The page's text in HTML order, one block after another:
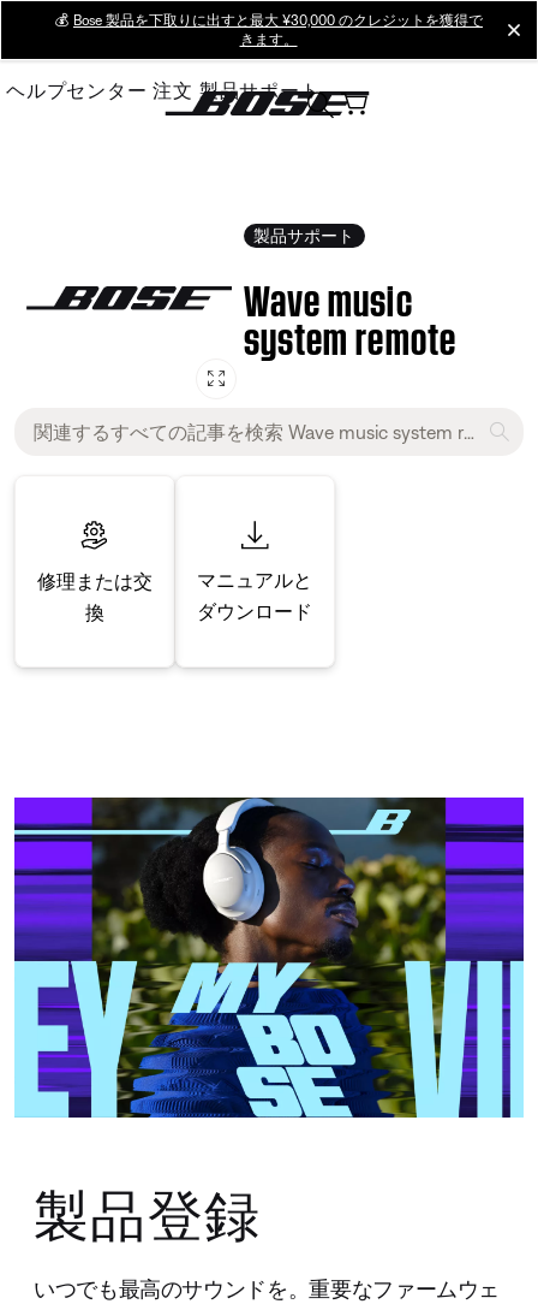
Main
💰 Bose 製品を下取りに出すと最大 ¥30,000 のクレジットを獲得で
きます。
ヘルプセンター 注文 製品サポート
製品サポート
Wave music
system remote
修理または交
換
マニュアルと
ダウンロード
製品登録
いつでも最高のサウンドを。重要なファームウェ